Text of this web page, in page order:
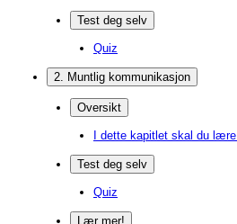
Test deg selv
Quiz
2. Muntlig kommunikasjon
Oversikt
I dette kapitlet skal du
Test deg selv
Quiz
Lær mer!